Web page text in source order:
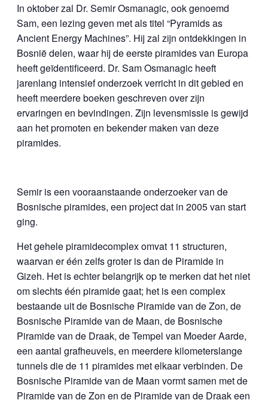
In oktober zal Dr. Semir Osmanagic, ook genoemd
Sam, een lezing geven met als titel “Pyramids as
Ancient Energy Machines”. Hij zal zijn ontdekkingen in
Bosnië delen, waar hij de eerste piramides van Europa
heeft geïdentificeerd. Dr. Sam Osmanagic heeft
jarenlang intensief onderzoek verricht in dit gebied en
heeft meerdere boeken geschreven over zijn
ervaringen en bevindingen. Zijn levensmissie is gewijd
aan het promoten en bekender maken van deze
piramides.
Semir is een vooraanstaande onderzoeker van de
Bosnische piramides, een project dat in 2005 van start
ging.
Het gehele piramidecomplex omvat 11 structuren,
waarvan er één zelfs groter is dan de Piramide in
Gizeh. Het is echter belangrijk op te merken dat het niet
om slechts één piramide gaat; het is een complex
bestaande uit de Bosnische Piramide van de Zon, de
Bosnische Piramide van de Maan, de Bosnische
Piramide van de Draak, de Tempel van Moeder Aarde,
een aantal grafheuvels, en meerdere kilometerslange
tunnels die de 11 piramides met elkaar verbinden. De
Bosnische Piramide van de Maan vormt samen met de
Piramide van de Zon en de Piramide van de Draak een